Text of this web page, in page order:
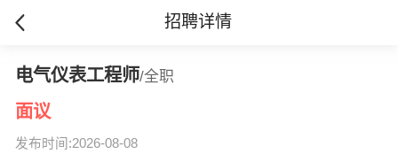
招聘详情
电气仪表工程师/全职
面议
发布时间:2026-08-08